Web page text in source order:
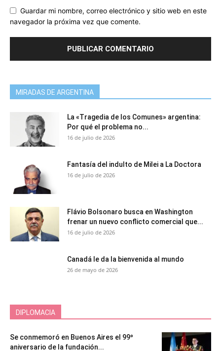
Guardar mi nombre, correo electrónico y sitio web en este
navegador la próxima vez que comente.
MIRADAS DE ARGENTINA
La «Tragedia de los Comunes» argentina:
Por qué el problema no...
16 de julio de 2026
Fantasía del indulto de Milei a La Doctora
16 de julio de 2026
Flávio Bolsonaro busca en Washington
frenar un nuevo conflicto comercial que...
16 de julio de 2026
Canadá le da la bienvenida al mundo
26 de mayo de 2026
DIPLOMACIA
Se conmemoró en Buenos Aires el 99º
aniversario de la fundación...